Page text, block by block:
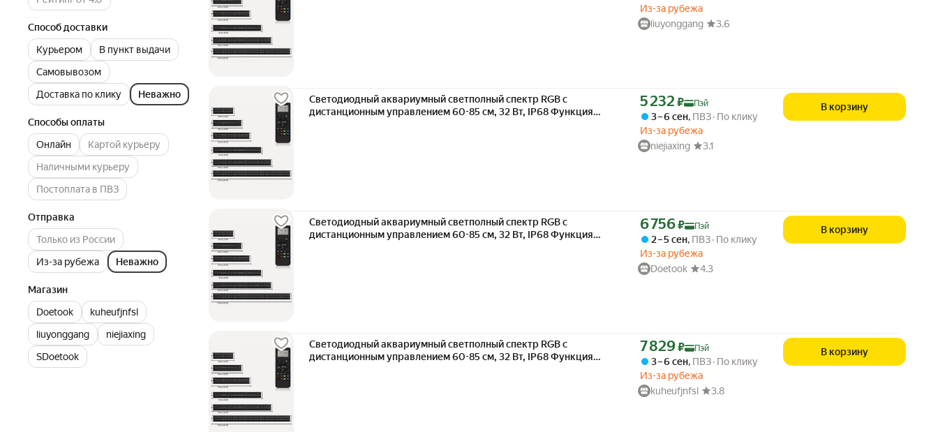
Способ доставки
Курьером
В пункт выдачи
Самовывозом
Доставка по клику
Неважно
Способы оплаты
Онлайн
Картой курьеру
Наличными курьеру
Постоплата в ПВЗ
Отправка
Только из России
Из-за рубежа
Неважно
Магазин
Doetook
kuheufjnfsl
liuyonggang
niejiaxing
SDoetook
Из-за рубежа
liuyonggang
3.6
Светодиодный аквариумный светполный спектр RGB с
дистанционным управлением 60-85 см, 32 Вт, IP68 Функция
Цена с картой Яндекс Пэй 5232 ₽ вместо
5 232 ₽ Пэй
3 – 6 сен, ПВЗ По клику
Из-за рубежа
niejiaxing
3.1
В корзину
Светодиодный аквариумный светполный спектр RGB с
дистанционным управлением 60-85 см, 32 Вт, IP68 Функция
Цена с картой Яндекс Пэй 6756 ₽ вместо
6 756₽ Пэй
2 – 5 сен, ПВЗ По клику
Из-за рубежа
Doetook
4.3
В корзину
Светодиодный аквариумный светполный спектр RGB с
дистанционным управлением 60-85 см, 32 Вт, IP68 Функция
Цена с картой Яндекс Пэй 7829 ₽ вместо
7 829₽ Пэй
3 – 6 сен, ПВЗ По клику
Из-за рубежа
kuheufjnfsl
3.8
В корзину